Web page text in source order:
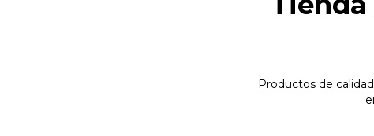
Productos de